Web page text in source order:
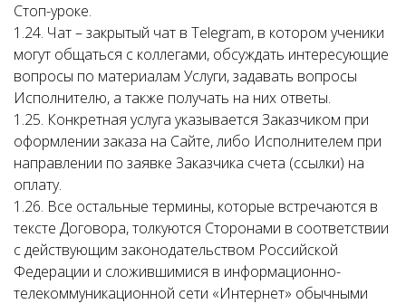
Стоп-уроке.
1.24. Чат – закрытый чат в Telegram, в котором ученики
могут общаться с коллегами, обсуждать интересующие
вопросы по материалам Услуги, задавать вопросы
Исполнителю, а также получать на них ответы.
1.25. Конкретная услуга указывается Заказчиком при
оформлении заказа на Сайте, либо Исполнителем при
направлении по заявке Заказчика счета (ссылки) на
оплату.
1.26. Все остальные термины, которые встречаются в
тексте Договора, толкуются Сторонами в соответствии
с действующим законодательством Российской
Федерации и сложившимися в информационно-
телекоммуникационной сети «Интернет» обычными